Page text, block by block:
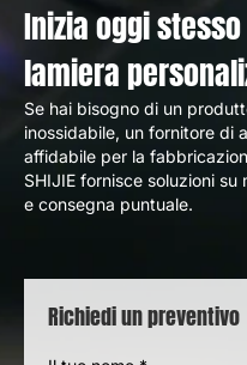
Inizia oggi
lamiera
Se hai bisogno di un
inossidabile, un fornitore di
affidabile per la
SHIJIE fornisce soluzioni
e consegna puntuale.
Richiedi un preventivo